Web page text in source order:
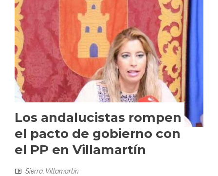
Los andalucistas rompen
el pacto de gobierno con
el PP en Villamartín
Sierra Villamartín